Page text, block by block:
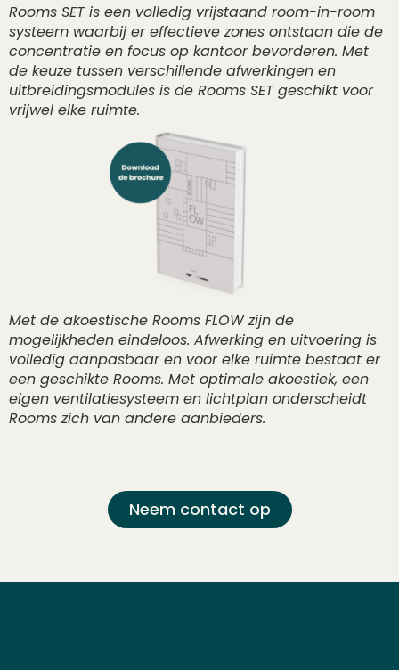
Rooms SET is een volledig vrijstaand room-in-room
systeem waarbij er effectieve zones ontstaan die de
concentratie en focus op kantoor bevorderen. Met
de keuze tussen verschillende afwerkingen en
uitbreidingsmodules is de Rooms SET geschikt voor
vrijwel elke ruimte.
Met de akoestische Rooms FLOW zijn de
mogelijkheden eindeloos. Afwerking en uitvoering is
volledig aanpasbaar en voor elke ruimte bestaat er
een geschikte Rooms. Met optimale akoestiek, een
eigen ventilatiesysteem en lichtplan onderscheidt
Rooms zich van andere aanbieders.
neem contact op